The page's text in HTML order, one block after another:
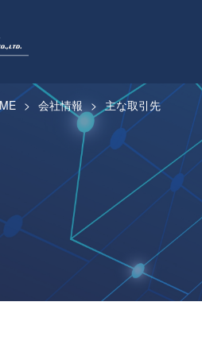
会社情報 主な取引先